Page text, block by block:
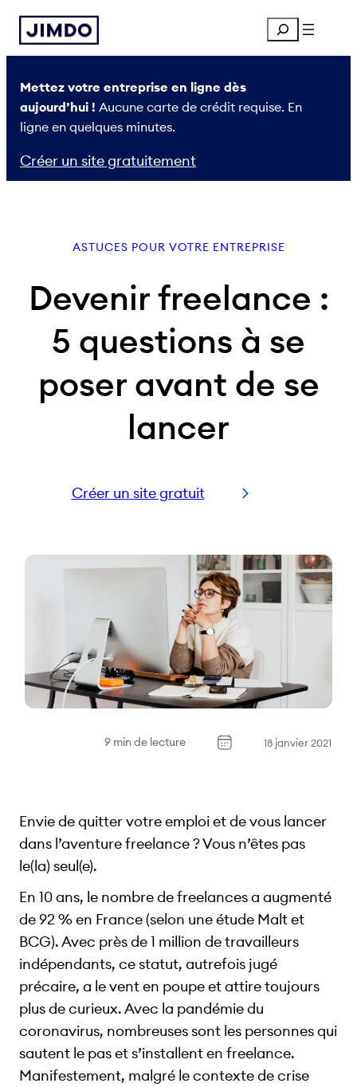
Aller
au
contenu
Search
Mettez votre entreprise en ligne dès
aujourd’hui !Aucune carte de crédit requise. En
ligne en quelques minutes.
Créer un site gratuitement
ASTUCES POUR VOTRE ENTREPRISE
Devenir freelance :
5 questions à se
poser avant de se
lancer
Créer un site gratuit
9 min de lecture 18 janvier 2021
Envie de quitter votre emploi et de vous lancer
dans l’aventure freelance ? Vous n’êtes pas
le(la) seul(e).
En 10 ans, le nombre de freelances a augmenté
de 92 % en France (selon une étude Malt et
BCG). Avec près de 1 million de travailleurs
indépendants, ce statut, autrefois jugé
précaire, a le vent en poupe et attire toujours
plus de curieux. Avec la pandémie du
coronavirus, nombreuses sont les personnes qui
sautent le pas et s’installent en freelance.
Manifestement, malgré le contexte de crise